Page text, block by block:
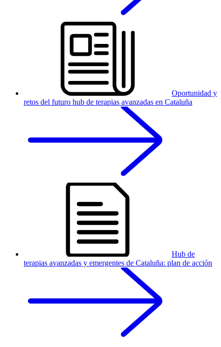
Oportunidad y
retos del futuro hub de terapias avanzadas en Cataluña
Hub de
terapias avanzadas y emergentes de Cataluña: plan de acción